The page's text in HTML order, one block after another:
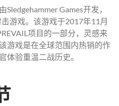
Sledgehammer Games开发，
游戏。该游戏于2017年11月
项目的一部分，灵感来
游戏是在全球范围内热销的作
体验重温二战历史。